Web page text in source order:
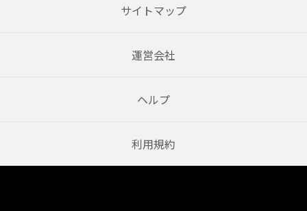
サイトマップ
運営会社
ヘルプ
利用規約